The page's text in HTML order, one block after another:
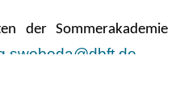
der Sommerakademie